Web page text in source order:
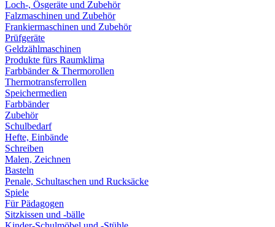
Loch-, Ösgeräte und Zubehör
Falzmaschinen und Zubehör
Frankiermaschinen und Zubehör
Prüfgeräte
Geldzählmaschinen
Produkte fürs Raumklima
Farbbänder & Thermorollen
Thermotransferrollen
Speichermedien
Farbbänder
Zubehör
Schulbedarf
Hefte, Einbände
Schreiben
Malen, Zeichnen
Basteln
Penale, Schultaschen und Rucksäcke
Spiele
Für Pädagogen
Sitzkissen und -bälle